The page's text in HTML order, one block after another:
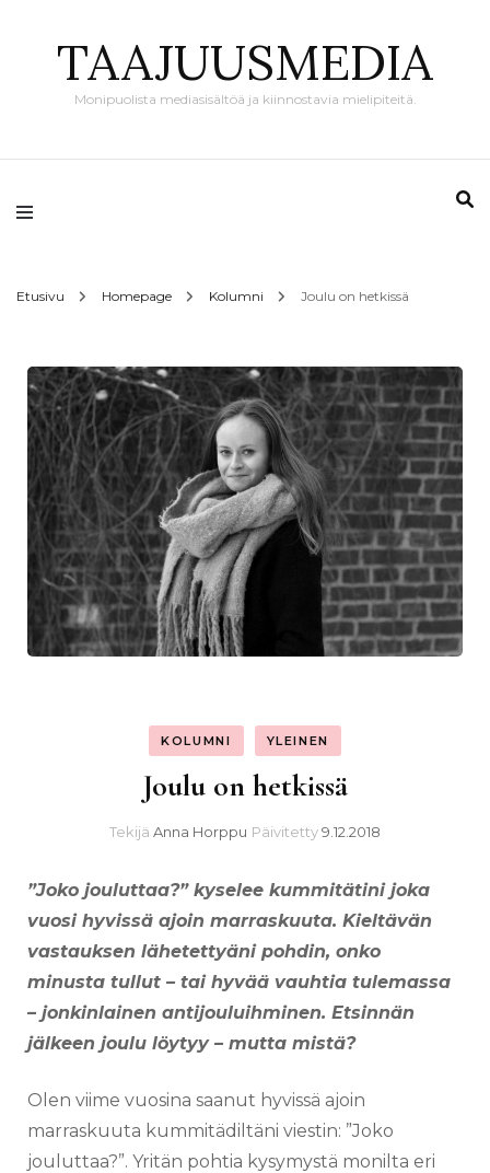
TAAJUUSMEDIA
Monipuolista mediasisältöä ja kiinnostavia mielipiteitä.
Etusivu Homepage Kolumni Joulu on hetkissä
KOLUMNI YLEINEN
Joulu on hetkissä
Tekijä Anna Horppu Päivitetty9.12.2018
”Joko jouluttaa?” kyselee kummitätini joka
vuosi hyvissä ajoin marraskuuta. Kieltävän
vastauksen lähetettyäni pohdin, onko
minusta tullut – tai hyvää vauhtia tulemassa
– jonkinlainen antijouluihminen. Etsinnän
jälkeen joulu löytyy – mutta mistä?
Olen viime vuosina saanut hyvissä ajoin
marraskuuta kummitädiltäni viestin: ”Joko
jouluttaa?”. Yritän pohtia kysymystä monilta eri